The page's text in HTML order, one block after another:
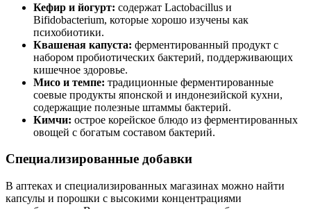
Кефир и йогурт: содержат Lactobacillus и
Bifidobacterium, которые хорошо изучены как
психобиотики.
Квашеная капуста: ферментированный продукт с
набором пробиотических бактерий, поддерживающих
кишечное здоровье.
Мисо и темпе: традиционные ферментированные
соевые продукты японской и индонезийской кухни,
содержащие полезные штаммы бактерий.
Кимчи: острое корейское блюдо из ферментированных
овощей с богатым составом бактерий.
Специализированные добавки
В аптеках и специализированных магазинах можно найти
капсулы и порошки с высокими концентрациями